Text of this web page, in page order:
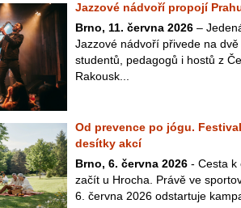
Jazzové nádvoří propojí
Brno, 11. června 2026 –
Jazzové nádvoří přivede na
studentů, pedagogů i hostů z
Rakousk...
Od prevence po jógu.
desítky akcí
Brno, 6. června 2026 - Cesta k
začít u Hrocha. Právě ve
6. června 2026 odstartuje